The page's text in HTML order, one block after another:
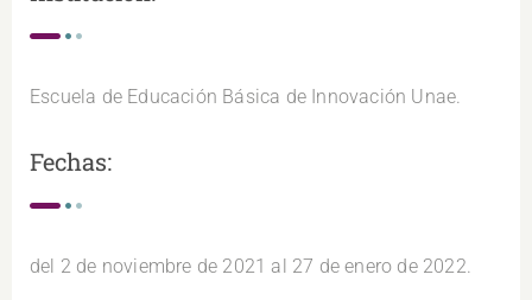
Escuela de Educación Básica de Innovación Unae.
Fechas:
del 2 de noviembre de 2021 al 27 de enero de 2022.